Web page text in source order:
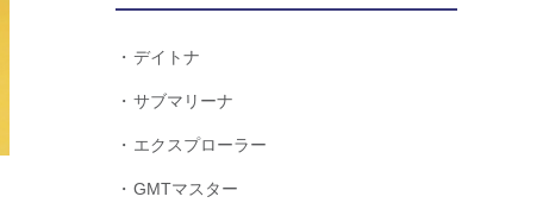
デイトナ
サブマリーナ
エクスプローラー
GMTマスター